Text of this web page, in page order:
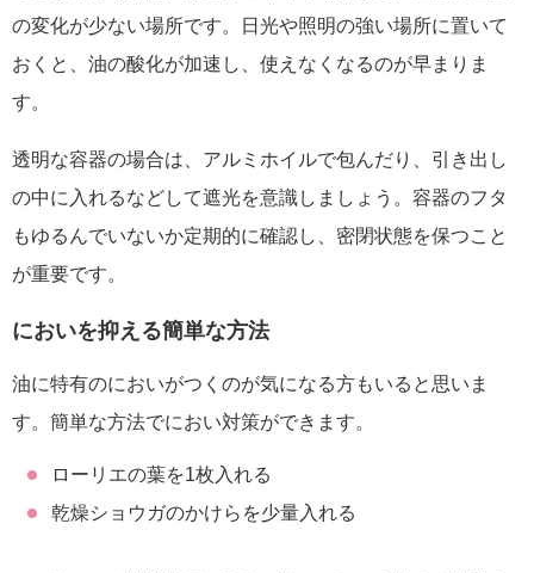
の変化が少ない場所です。日光や照明の強い場所に置いて
おくと、油の酸化が加速し、使えなくなるのが早まりま
す。
透明な容器の場合は、アルミホイルで包んだり、引き出し
の中に入れるなどして遮光を意識しましょう。容器のフタ
もゆるんでいないか定期的に確認し、密閉状態を保つこと
が重要です。
においを抑える簡単な方法
油に特有のにおいがつくのが気になる方もいると思いま
す。簡単な方法でにおい対策ができます。
ローリエの葉を1枚入れる
乾燥ショウガのかけらを少量入れる